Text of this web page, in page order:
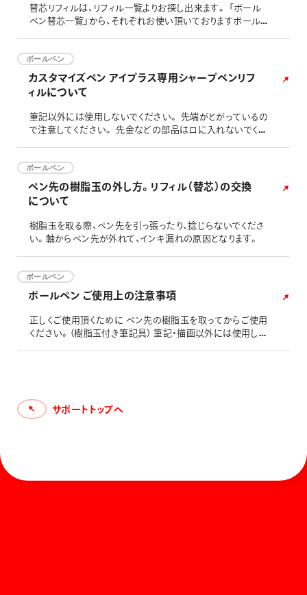
替芯リフィルは、リフィル一覧よりお探し出来ます。 「ボール
ペン替芯一覧」から、それぞれお使い頂いておりますボール
ボールペン
カスタマイズペン アイプラス専用シャープペンリフ
ィルについて
筆記以外には使用しないでください。 先端がとがっているの
で注意してください。 先金などの部品はロに入れないでくだ
それ以上入れると芯が出ない場合がございます。
ボールペン
ペン先の樹脂玉の外し方。リフィル（替芯）の交換
について
樹脂玉を取る際、ペン先を引っ張ったり、捻じらないでくださ
い。軸からペン先が外れて、インキ漏れの原因となります。
ボールペン
ボールペン ご使用上の注意事項
正しくご使用頂くために ペン先の樹脂玉を取ってからご使用
ください。（樹脂玉付き筆記具） 筆記・描画以外には使用しな
ッと音がするまでキャップをしめてください。（キャップ式
サポートトップへ